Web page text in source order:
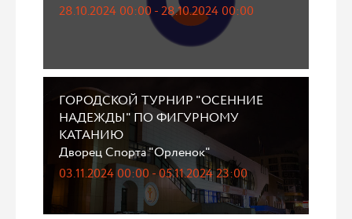
28.10.2024 00:00 - 28.10.2024 00:00
ГОРОДСКОЙ ТУРНИР "ОСЕННИЕ
НАДЕЖДЫ" ПО ФИГУРНОМУ
КАТАНИЮ
Дворец Спорта "Орленок"
03.11.2024 00:00 - 05.11.2024 23:00